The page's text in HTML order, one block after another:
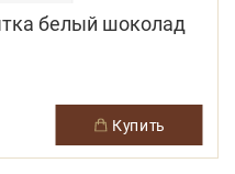
белый шоколад
купить